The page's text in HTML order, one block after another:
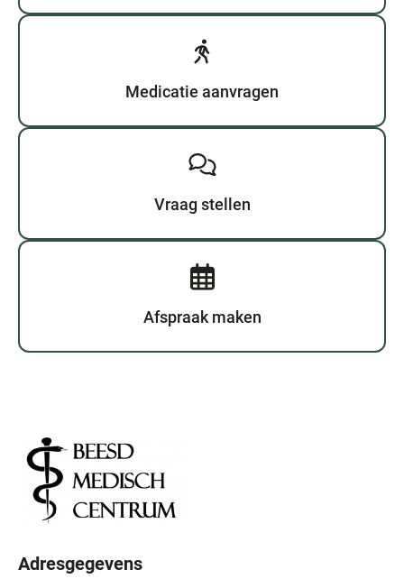
Medicatie aanvragen
Vraag stellen
Afspraak maken
Adresgegevens